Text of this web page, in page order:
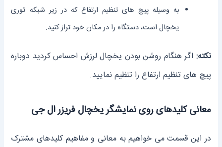
به وسیله پیچ های تنظیم ارتفاع که در زیر شبکه توری
یخچال است، دستگاه را در مکان خود تراز کنید.
نکته: اگر هنگام روشن بودن یخچال لرزش احساس کردید دوباره
پیچ های تنظیم ارتفاع را تنظیم نمایید.
معانی کلیدهای روی نمایشگر یخچال فریزر ال جی
در این قسمت می خواهیم به معانی و مفاهیم کلیدهای مشترک